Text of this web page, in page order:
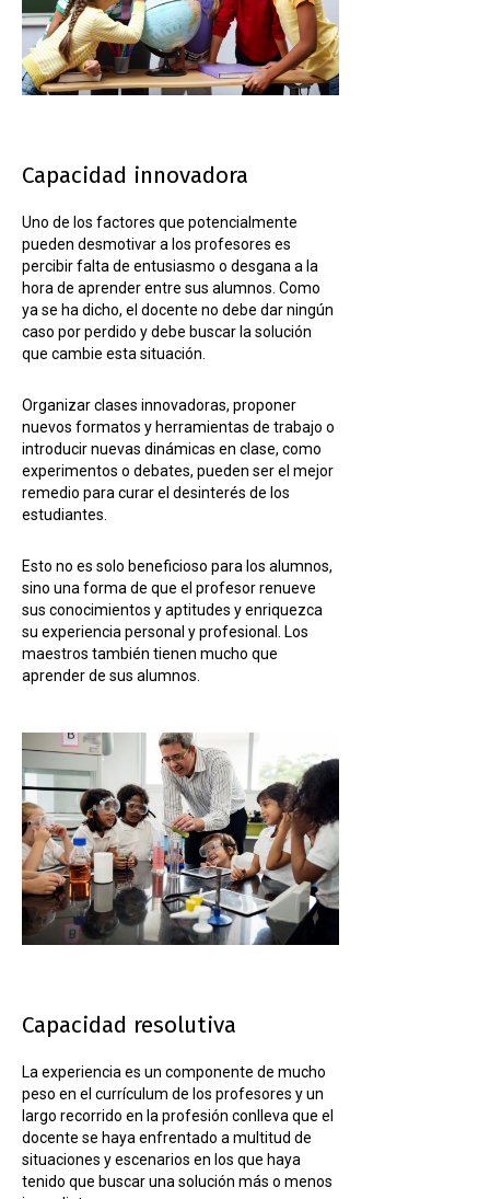
Capacidad innovadora
Uno de los factores que potencialmente
pueden desmotivar a los profesores es
percibir falta de entusiasmo o desgana a la
hora de aprender entre sus alumnos. Como
ya se ha dicho, el docente no debe dar ningún
caso por perdido y debe buscar la solución
que cambie esta situación.
Organizar clases innovadoras, proponer
nuevos formatos y herramientas de trabajo o
introducir nuevas dinámicas en clase, como
experimentos o debates, pueden ser el mejor
remedio para curar el desinterés de los
estudiantes.
Esto no es solo beneficioso para los alumnos,
sino una forma de que el profesor renueve
sus conocimientos y aptitudes y enriquezca
su experiencia personal y profesional. Los
maestros también tienen mucho que
aprender de sus alumnos.
Capacidad resolutiva
La experiencia es un componente de mucho
peso en el currículum de los profesores y un
largo recorrido en la profesión conlleva que el
docente se haya enfrentado a multitud de
situaciones y escenarios en los que haya
tenido que buscar una solución más o menos